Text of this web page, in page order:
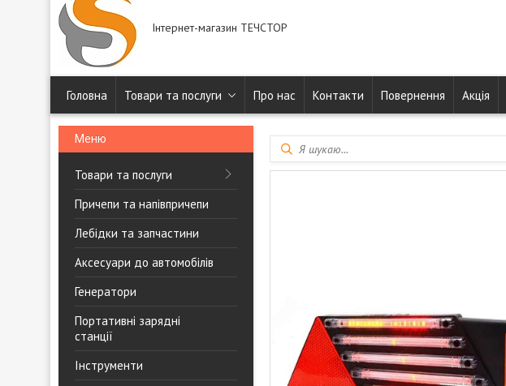
Інтернет-магазин ТЕЧСТОР
Головна Товари та послуги Про нас Контакти Повернення Акція
Товари та послуги
Причепи та напівпричепи
Лебідки та запчастини
Аксесуари до автомобілів
Генератори
Портативні зарядні
станції
Інструменти